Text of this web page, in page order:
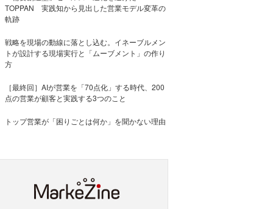
TOPPAN 実践知から見出した営業モデル変革の
軌跡
戦略を現場の動線に落とし込む。イネーブルメン
トが設計する現場実行と「ムーブメント」の作り
方
［最終回］AIが営業を「70点化」する時代、200
点の営業が顧客と実践する3つのこと
トップ営業が「困りごとは何か」を聞かない理由